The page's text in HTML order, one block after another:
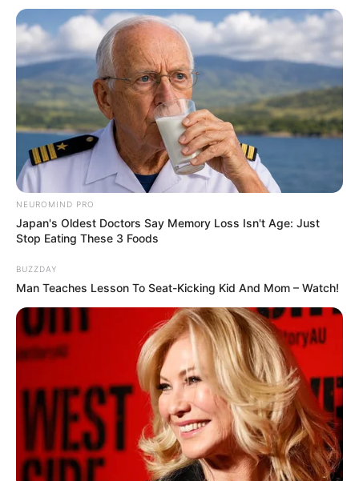
Mischung aus Action, Spaß und spielerischer
Herausforderung. In 11 abwechslungsreichen
Minispielen können die Kinder ihr Geschick, ihre
Schnelligkeit und ihr Wissen unter Beweis stellen.
Wie in einer TV-Spielshow wechseln die Spiele
regelmäßig, sodass keine Langeweile aufkommt. Ob
Flipper-Spiele, Buzzer-Quiz oder Geschicklichkeits-
Challenges – hier ist für jeden etwas dabei! Das
Geburtstagskonzept ist speziell auf Kinder ab 6
Jahren zugeschnitten und bietet die ideale
Kombination aus Bewegung, Teamgeist und
Unterhaltung. Eltern profitieren von einer
stressfreien Organisation, da keine Vorbereitung
nötig ist – einfach buchen, vorbeikommen und den
besonderen Tag genießen. Die kinderfreundliche
Umgebung und das abwechslungsreiche
Spielprinzip machen BashParty Minispiele zur
besten Wahl für eine aufregende Geburtstagsfeier.
Zudem ist die Location wetterunabhängig und
zentral gelegen, sodass alle Gäste bequem
anreisen können. Jetzt den perfekten
Kindergeburtstag planen und reservieren unter:
https://bashparty.de. Informationen unterhttp://bashp
arty.de. Eingetragen von Tim Schieferstein.
NEUROMIND PRO
Japan's Oldest Doctors Say Memory Loss Isn't Age: Just
Stop Eating These 3 Foods
BUZZDAY
Man Teaches Lesson To Seat-Kicking Kid And Mom – Watch!